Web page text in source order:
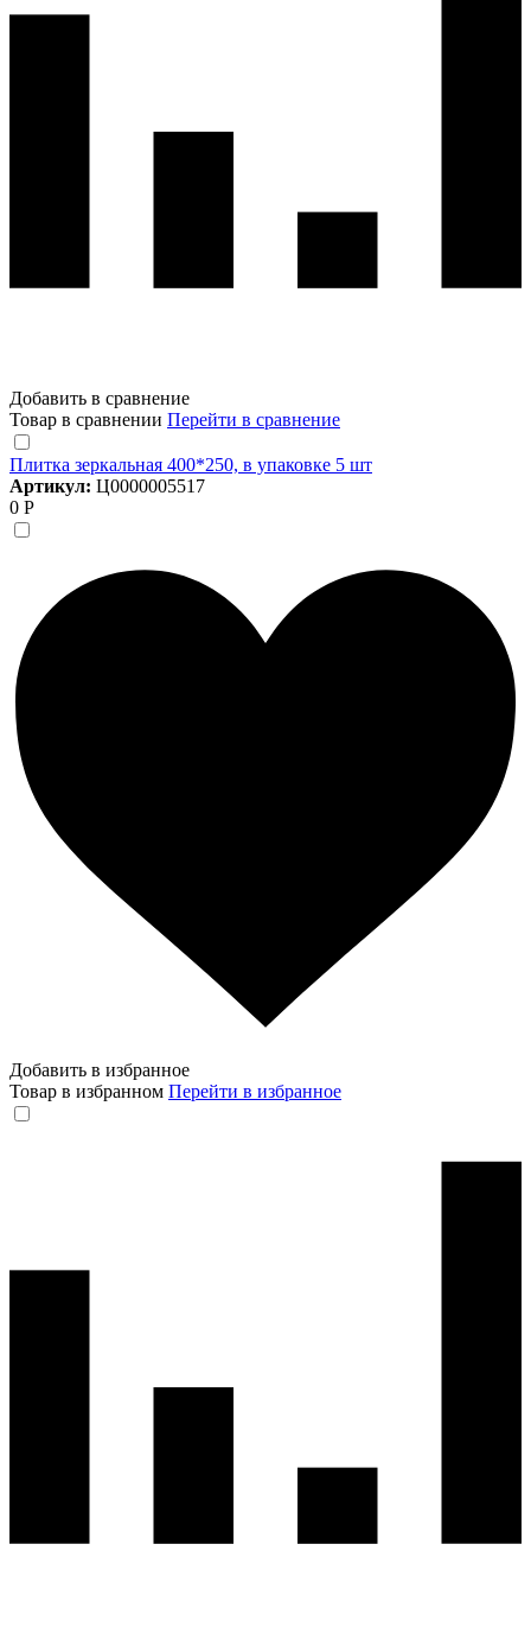
Добавить в сравнение
Товар в сравнении Перейти в сравнение
Плитка зеркальная 400*250, в упаковке 5 шт
Артикул: Ц0000005517
0 Р
Добавить в избранное
Товар в избранном Перейти в избранное